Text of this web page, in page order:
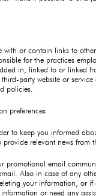
with or contain links to
for the practices
in, linked to or linked
party website or
policies.
preferences
to keep you informed
provide relevant news from
promotional email
Also in case of any
your information, or if
or need any